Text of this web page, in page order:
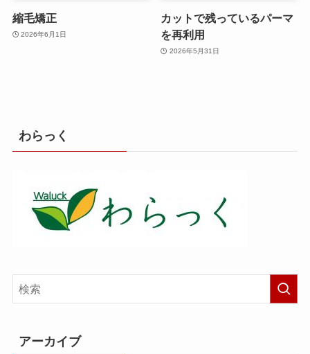
縮毛矯正
2026年6月1日
カットで残っているパーマ
を再利用
2026年5月31日
わらっく
アーカイブ